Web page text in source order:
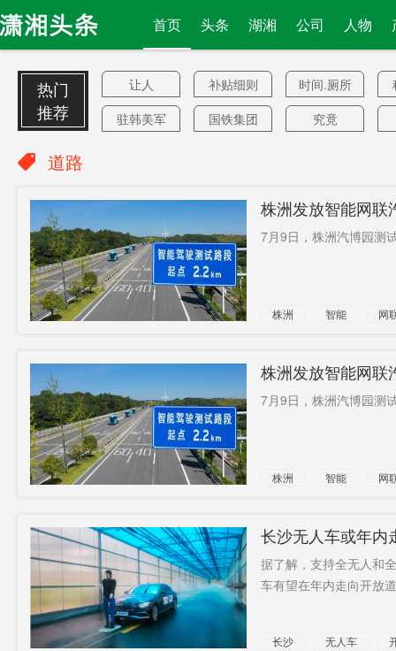
首页 头条 湖湘 公司 人物
热门
推荐
让人 补贴细则 时间.厕所
驻韩美军
国铁集团
究竟
2000万元
经费
被拘捕 安慈高速
替警察维
序
经济强力
复苏
军事设施
丰收
专家警告
制止
没钱抗疫
信箱
不是一个
技术中心
失业 6857元
福建省
准入管理
湖南白银
教学
典礼
24小时内
入狱
多条
每天限
5000人次
二级
道路
株洲发放智能网联
7月9日，株洲汽博园测
株洲 智能 网
株洲发放智能网联
7月9日，株洲汽博园测
株洲 智能 网
长沙无人车或年内
据了解，支持全无人和
车有望在年内走向开放
长沙 无人车